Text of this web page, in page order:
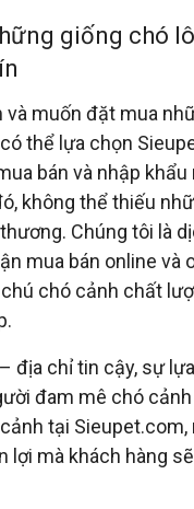
giống chó
và muốn đặt mua
thể lựa chọn
bán và nhập khẩu
không thể thiếu
Chúng tôi là
mua bán online và
chó cảnh chất
địa chỉ tin cậy, sự
đam mê chó
tại
lợi mà khách hàng